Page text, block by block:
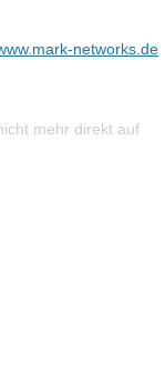
networks.de
mehr direkt auf